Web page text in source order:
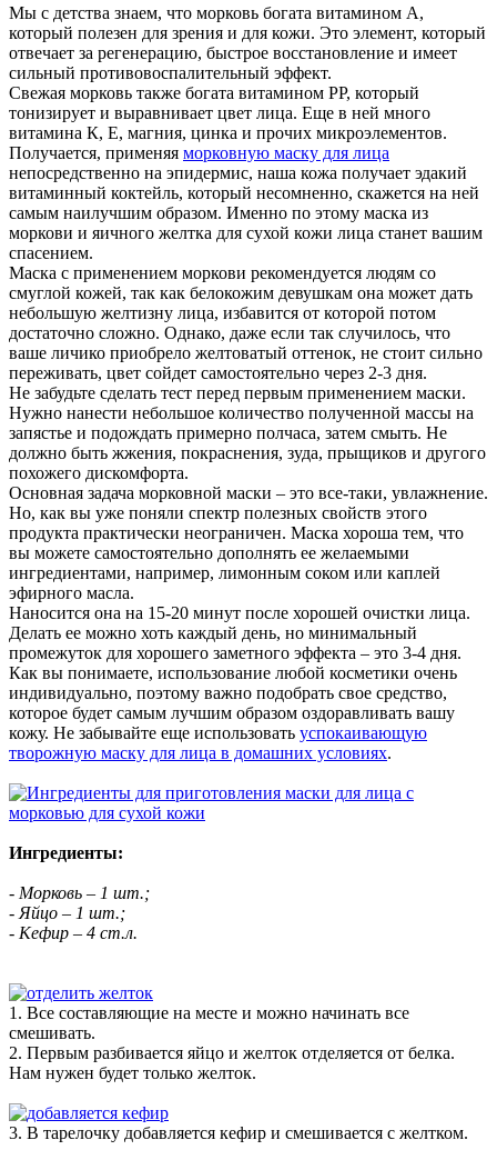
Мы с детства знаем, что морковь богата витамином А,
который полезен для зрения и для кожи. Это элемент, который
отвечает за регенерацию, быстрое восстановление и имеет
сильный противовоспалительный эффект.
Свежая морковь также богата витамином РР, который
тонизирует и выравнивает цвет лица. Еще в ней много
витамина К, Е, магния, цинка и прочих микроэлементов.
Получается, применяя морковную маску для лица
непосредственно на эпидермис, наша кожа получает эдакий
витаминный коктейль, который несомненно, скажется на ней
самым наилучшим образом. Именно по этому маска из
моркови и яичного желтка для сухой кожи лица станет вашим
спасением.
Маска с применением моркови рекомендуется людям со
смуглой кожей, так как белокожим девушкам она может дать
небольшую желтизну лица, избавится от которой потом
достаточно сложно. Однако, даже если так случилось, что
ваше личико приобрело желтоватый оттенок, не стоит сильно
переживать, цвет сойдет самостоятельно через 2-3 дня.
Не забудьте сделать тест перед первым применением маски.
Нужно нанести небольшое количество полученной массы на
запястье и подождать примерно полчаса, затем смыть. Не
должно быть жжения, покраснения, зуда, прыщиков и другого
похожего дискомфорта.
Основная задача морковной маски – это все-таки, увлажнение.
Но, как вы уже поняли спектр полезных свойств этого
продукта практически неограничен. Маска хороша тем, что
вы можете самостоятельно дополнять ее желаемыми
ингредиентами, например, лимонным соком или каплей
эфирного масла.
Наносится она на 15-20 минут после хорошей очистки лица.
Делать ее можно хоть каждый день, но минимальный
промежуток для хорошего заметного эффекта – это 3-4 дня.
Как вы понимаете, использование любой косметики очень
индивидуально, поэтому важно подобрать свое средство,
которое будет самым лучшим образом оздоравливать вашу
кожу. Не забывайте еще использовать успокаивающую
творожную маску для лица в домашних условиях.
Ингредиенты:
- Морковь – 1 шт.;
- Яйцо – 1 шт.;
- Кефир – 4 ст.л.
1. Все составляющие на месте и можно начинать все
смешивать.
2. Первым разбивается яйцо и желток отделяется от белка.
Нам нужен будет только желток.
3. В тарелочку добавляется кефир и смешивается с желтком.